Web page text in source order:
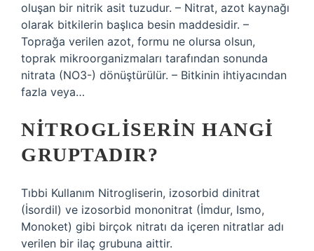
oluşan bir nitrik asit tuzudur. – Nitrat, azot kaynağı
olarak bitkilerin başlıca besin maddesidir. –
Toprağa verilen azot, formu ne olursa olsun,
toprak mikroorganizmaları tarafından sonunda
nitrata (NO3-) dönüştürülür. – Bitkinin ihtiyacından
fazla veya…
NITROGLISERIN HANGI
GRUPTADIR?
Tıbbi Kullanım Nitrogliserin, izosorbid dinitrat
(İsordil) ve izosorbid mononitrat (İmdur, Ismo,
Monoket) gibi birçok nitratı da içeren nitratlar adı
verilen bir ilaç grubuna aittir.